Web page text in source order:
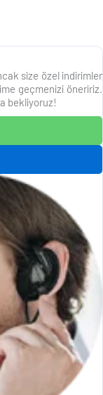
size özel indirimler
geçmenizi öneririz.
bekliyoruz!